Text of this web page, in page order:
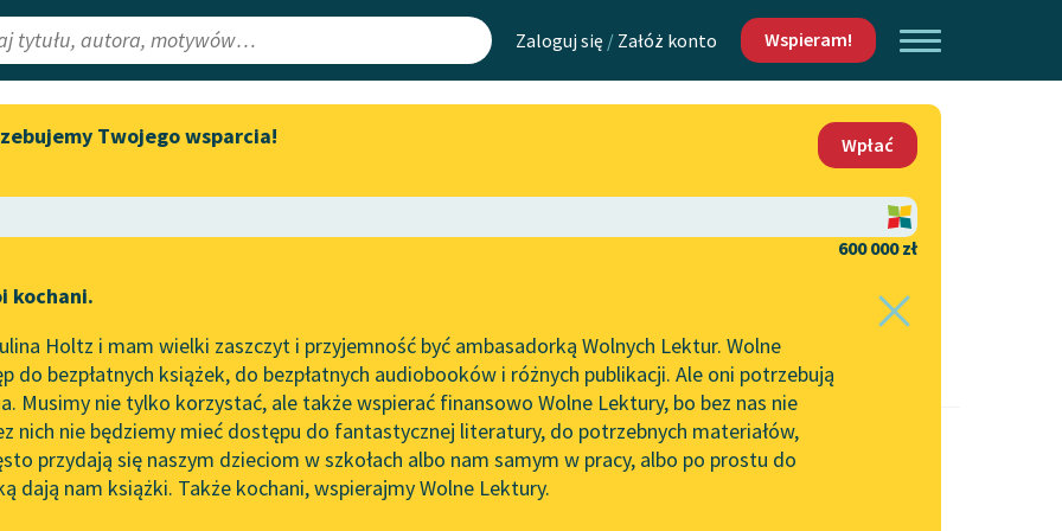
Zaloguj się / Załóż konto Wspieram!
Lektury
redakcyjne
Aktualności
„Prokurator Alicja Horn” do
literatury skandynawskiej
Spotkanie z Katarzyną Tunkiel
w Oslo
102. lata temu zmarł Joseph
Conrad
Mapa Wolnych Lektur
Leśmianator
API
OAI-PMH
Widget Wolnych Lektur
Kontakt
O projekcie
Zasady wykorzystania
Wolnych Lektur
Logotypy
Materiały promocyjne
Twojego wsparcia!
Wpłać
600 000 zł
kochani.
Holtz i mam wielki zaszczyt i przyjemność być ambasadorką Wolnych Lektur. Wolne
do bezpłatnych książek, do bezpłatnych audiobooków i różnych publikacji. Ale oni potrzebują
Musimy nie tylko korzystać, ale także wspierać finansowo Wolne Lektury, bo bez nas nie
nich nie będziemy mieć dostępu do fantastycznej literatury, do potrzebnych materiałów,
przydają się naszym dzieciom w szkołach albo nam samym w pracy, albo po prostu do
dają nam książki. Także kochani, wspierajmy Wolne Lektury.